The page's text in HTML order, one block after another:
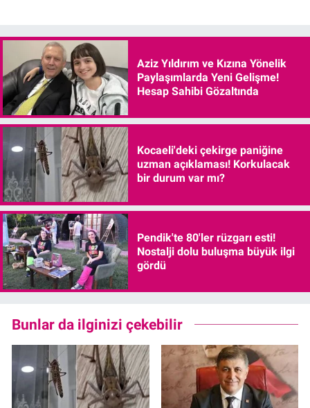
Aziz Yıldırım ve Kızına Yönelik
Paylaşımlarda Yeni Gelişme!
Hesap Sahibi Gözaltında
Kocaeli'deki çekirge paniğine
uzman açıklaması! Korkulacak
bir durum var mı?
Pendik'te 80'ler rüzgarı esti!
Nostalji dolu buluşma büyük ilgi
gördü
Bunlar da ilginizi çekebilir